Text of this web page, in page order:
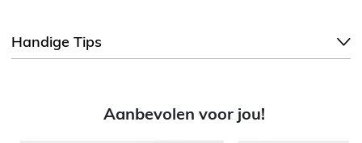
Handige Tips
Aanbevolen voor jou!